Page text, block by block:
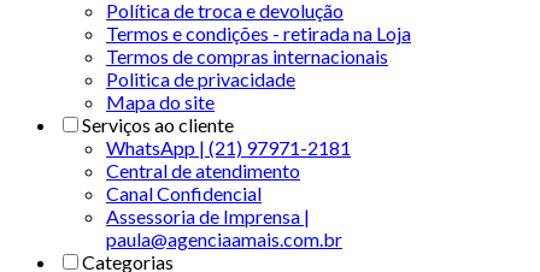
Política de troca e devolução
Termos e condições - retirada na Loja
Termos de compras internacionais
Politica de privacidade
Mapa do site
Serviços ao cliente
WhatsApp | (21) 97971-2181
Central de atendimento
Canal Confidencial
Assessoria de Imprensa |
paula@agenciaamais.com.br
Categorias